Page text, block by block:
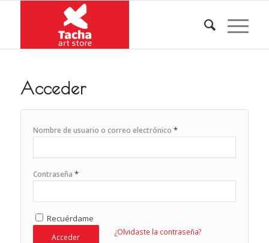
Acceder
Nombre de usuario o correo electrónico *
Contraseña *
Recuérdame
Acceder
¿Olvidaste la contraseña?